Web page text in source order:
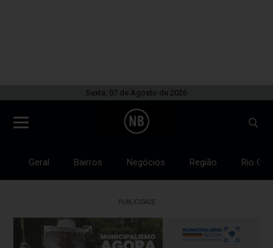
Sexta, 07 de Agosto de 2026
Geral Bairros Negócios Região Rio
PUBLICIDADE